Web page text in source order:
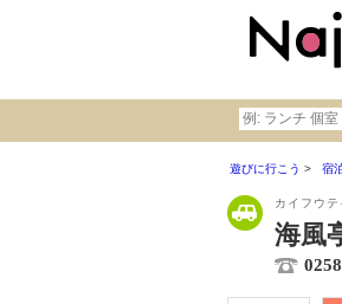
遊びに行こう 宿
カイフウ
海風